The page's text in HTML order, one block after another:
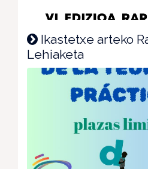
Ikastetxe arteko
Lehiaketa